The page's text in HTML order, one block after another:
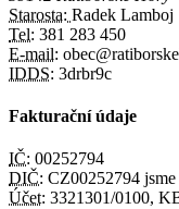
Starosta: Radek Lamboj
Tel: 381 283 450
E-mail:
IDDS: 3drbr9c
Fakturační údaje
IČ: 00252794
DIČ: CZ00252794
Účet: 3321301/0100,